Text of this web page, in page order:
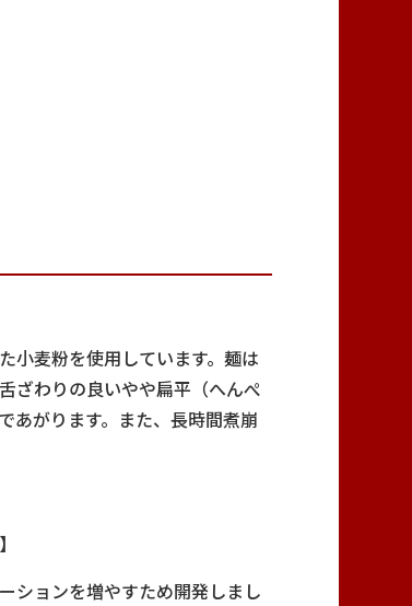
小麦粉を使用しています。麺は
ざわりの良いやや扁平（へんぺ
あがります。また、長時間煮崩
ションを増やすため開発しまし